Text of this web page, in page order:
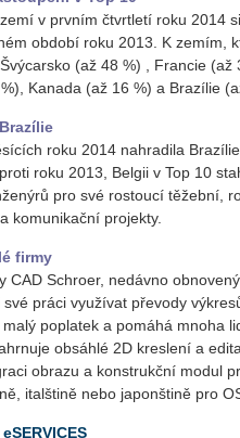
v prvním čtvrtletí roku 2014
období roku 2013. K zemím,
(až 48 %) , Francie
Kanada (až 16 %) a Brazílie
roku 2014 nahradila
roku 2013, Belgii v Top 10
pro své rostoucí těžební,
komunikační projekty.
firmy
CAD Schroer, nedávno
práci využívat převody
poplatek a pomáhá mnoha
obsáhlé 2D kreslení a
obrazu a konstrukční modul
italštině nebo japonštině pro